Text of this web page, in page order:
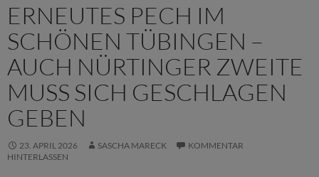
ERNEUTES PECH IM
SCHÖNEN TÜBINGEN –
AUCH NÜRTINGER ZWEITE
MUSS SICH GESCHLAGEN
GEBEN
23. APRIL 2026 SASCHA MARECK
KOMMENTAR
HINTERLASSEN